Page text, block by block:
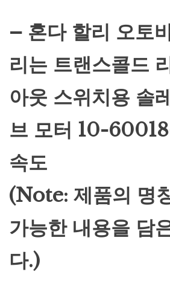
– 혼다 할리 오토
리는 트랜스콜드
아웃 스위치용 솔
브 모터 10-
속도
(Note: 제품의 명
가능한 내용을 담
다.)